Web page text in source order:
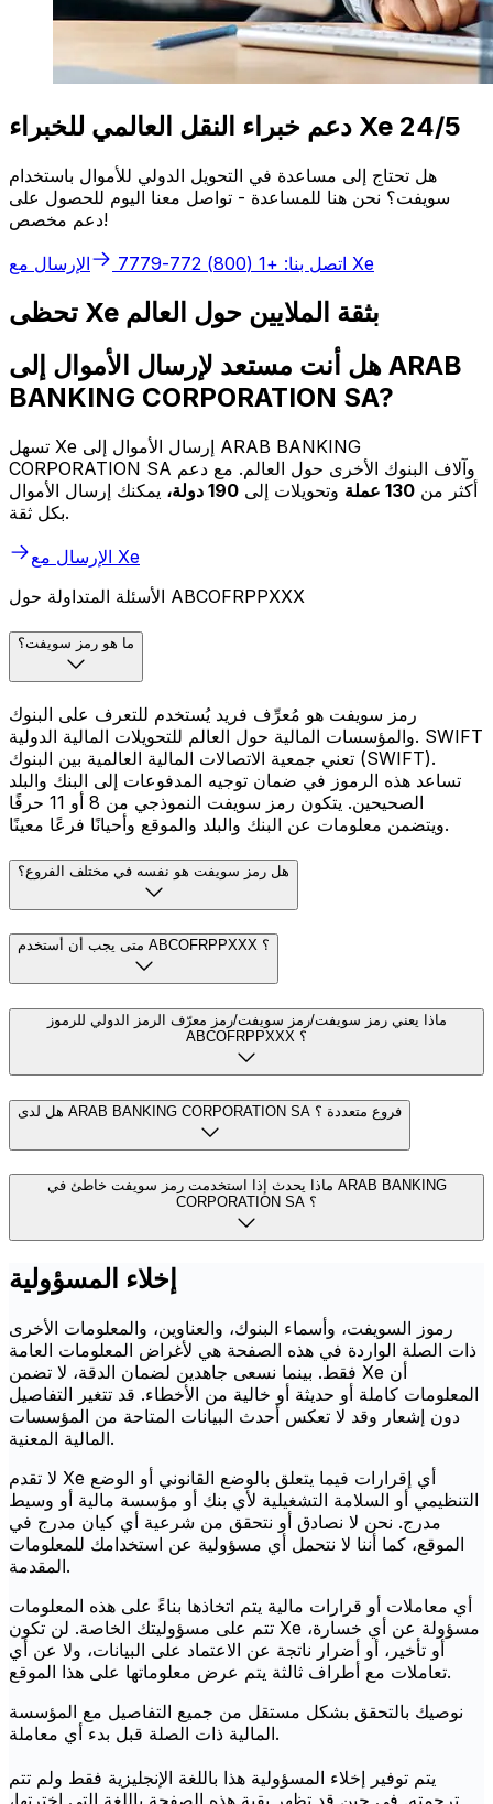
دعم خبراء النقل العالمي للخبراء Xe 24/5
هل تحتاج إلى مساعدة في التحويل الدولي للأموال باستخدام
سويفت؟ نحن هنا للمساعدة - تواصل معنا اليوم للحصول على
دعم مخصص!
اتصل بنا: +1 (800) 772-7779 الإرسال مع Xe
تحظى Xe بثقة الملايين حول العالم
هل أنت مستعد لإرسال الأموال إلى ARAB
BANKING CORPORATION SA?
تسهل Xe إرسال الأموال إلى ARAB BANKING
CORPORATION SA وآلاف البنوك الأخرى حول العالم. مع دعم
أكثر من 130 عملة وتحويلات إلى 190 دولة،
يمكنك إرسال الأموال
بكل ثقة.
الإرسال مع Xe
الأسئلة المتداولة حول ABCOFRPPXXX
ما هو رمز سويفت؟
رمز سويفت هو مُعرِّف فريد يُستخدم للتعرف على البنوك
والمؤسسات المالية حول العالم للتحويلات المالية الدولية. SWIFT
تعني جمعية الاتصالات المالية العالمية بين البنوك (SWIFT).
تساعد هذه الرموز في ضمان توجيه المدفوعات إلى البنك والبلد
الصحيحين. يتكون رمز سويفت النموذجي من 8 أو 11 حرفًا
ويتضمن معلومات عن البنك والبلد والموقع وأحيانًا فرعًا معينًا.
هل رمز سويفت هو نفسه في مختلف الفروع؟
متى يجب أن أستخدم ABCOFRPPXXX ؟
ماذا يعني رمز سويفت/رمز سويفت/رمز معرّف الرمز الدولي للرموز
ABCOFRPPXXX ؟
هل لدى ARAB BANKING CORPORATION SA فروع متعددة ؟
ماذا يحدث إذا استخدمت رمز سويفت خاطئ في ARAB BANKING
CORPORATION SA ؟
إخلاء المسؤولية
رموز السويفت، وأسماء البنوك، والعناوين، والمعلومات الأخرى
ذات الصلة الواردة في هذه الصفحة هي لأغراض المعلومات العامة
فقط. بينما نسعى جاهدين لضمان الدقة، لا تضمن Xe أن
المعلومات كاملة أو حديثة أو خالية من الأخطاء. قد تتغير التفاصيل
دون إشعار وقد لا تعكس أحدث البيانات المتاحة من المؤسسات
المالية المعنية.
لا تقدم Xe أي إقرارات فيما يتعلق بالوضع القانوني أو الوضع
التنظيمي أو السلامة التشغيلية لأي بنك أو مؤسسة مالية أو وسيط
مدرج. نحن لا نصادق أو نتحقق من شرعية أي كيان مدرج في
الموقع، كما أننا لا نتحمل أي مسؤولية عن استخدامك للمعلومات
المقدمة.
أي معاملات أو قرارات مالية يتم اتخاذها بناءً على هذه المعلومات
تتم على مسؤوليتك الخاصة. لن تكون Xe مسؤولة عن أي خسارة،
أو تأخير، أو أضرار ناتجة عن الاعتماد على البيانات، ولا عن أي
تعاملات مع أطراف ثالثة يتم عرض معلوماتها على هذا الموقع.
نوصيك بالتحقق بشكل مستقل من جميع التفاصيل مع المؤسسة
المالية ذات الصلة قبل بدء أي معاملة.
يتم توفير إخلاء المسؤولية هذا باللغة الإنجليزية فقط ولم تتم